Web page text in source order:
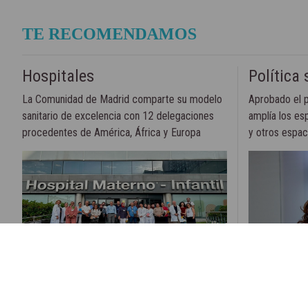
TE RECOMENDAMOS
Hospitales
La Comunidad de Madrid comparte su modelo
sanitario de excelencia con 12 delegaciones
procedentes de América, África y Europa
Política
Aprobado el
amplía los
y otros